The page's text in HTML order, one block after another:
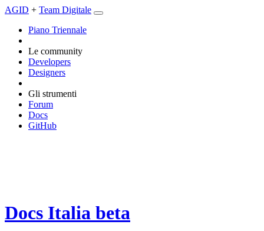
AGID + Team Digitale
Piano Triennale
Le community
Developers
Designers
Gli strumenti
Forum
Docs
GitHub
Docs Italia beta